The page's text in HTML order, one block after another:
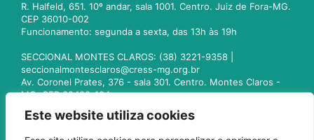
Este website utiliza cookies
R. Halfeld, 651. 10º andar, sala 1001. Centro. Juiz de Fora-MG.
CEP 36010-002
Funcionamento: segunda a sexta, das 13h às 19h
SECCIONAL MONTES CLAROS: (38) 3221-9358 |
seccionalmontesclaros@cress-mg.org.br
Av. Coronel Prates, 376 - sala 301. Centro. Montes Claros -
MG. CEP 39400-104